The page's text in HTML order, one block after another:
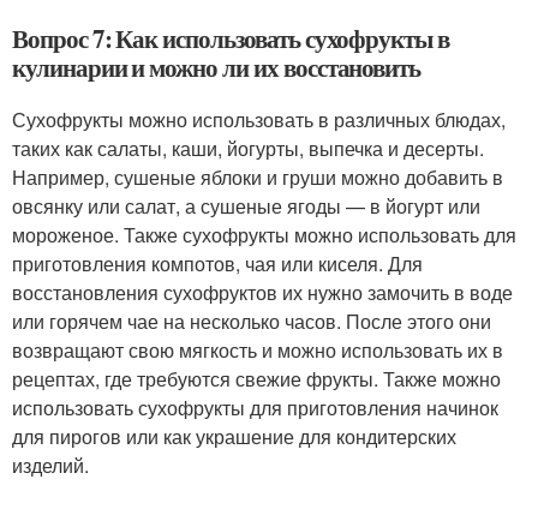
Вопрос 7: Как использовать сухофрукты в
кулинарии и можно ли их восстановить
Сухофрукты можно использовать в различных блюдах,
таких как салаты, каши, йогурты, выпечка и десерты.
Например, сушеные яблоки и груши можно добавить в
овсянку или салат, а сушеные ягоды — в йогурт или
мороженое. Также сухофрукты можно использовать для
приготовления компотов, чая или киселя. Для
восстановления сухофруктов их нужно замочить в воде
или горячем чае на несколько часов. После этого они
возвращают свою мягкость и можно использовать их в
рецептах, где требуются свежие фрукты. Также можно
использовать сухофрукты для приготовления начинок
для пирогов или как украшение для кондитерских
изделий.